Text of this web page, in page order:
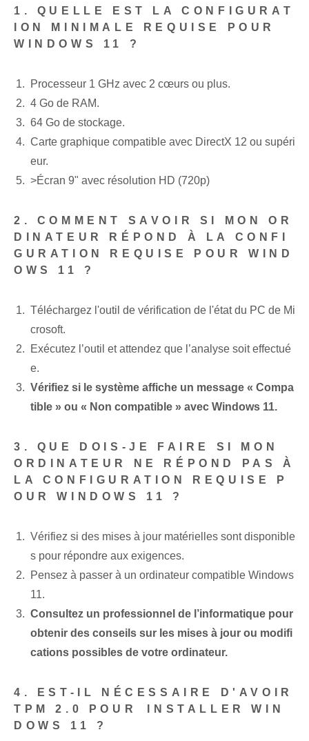
1. QUELLE EST LA CONFIGURAT
ION MINIMALE REQUISE POUR
WINDOWS 11 ?
Processeur 1 GHz avec 2 cœurs ou plus.
4 Go de RAM.
64 Go de stockage.
Carte graphique compatible avec DirectX 12 ou supéri
eur.
>Écran 9"⁢ avec résolution HD (720p)
2. COMMENT SAVOIR SI MON OR
DINATEUR RÉPOND À LA CONFI
GURATION REQUISE POUR WIND
OWS 11 ?
Téléchargez l'outil de vérification de l'état du PC de Mi
crosoft.
Exécutez l’outil et attendez que l’analyse soit effectué
e.
Vérifiez si le système affiche un message « Compa
tible » ou « Non compatible » avec Windows 11.
3. QUE DOIS-JE FAIRE SI MON
ORDINATEUR NE RÉPOND PAS À
LA CONFIGURATION REQUISE P
OUR WINDOWS 11 ?
Vérifiez si des mises à jour matérielles sont disponible
s pour répondre aux exigences.
Pensez à passer à un ordinateur compatible Windows
11.
Consultez un professionnel de l’informatique pour
obtenir des conseils sur les mises à jour ou modifi
cations possibles de votre ordinateur.
4.‍ EST-IL NÉCESSAIRE D'AVOIR
TPM 2.0 POUR⁤ INSTALLER WIN
DOWS 11 ?